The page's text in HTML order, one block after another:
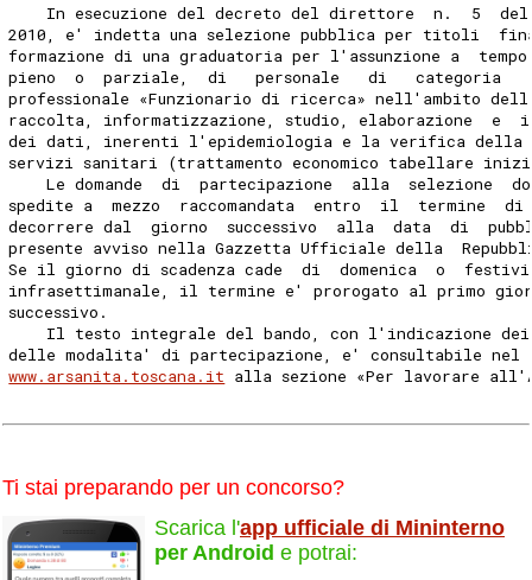
In esecuzione del decreto del direttore  n.  5
2010, e' indetta una selezione pubblica per titoli
formazione di una graduatoria per l'assunzione a
pieno  o  parziale,  di   personale   di   categoria
professionale «Funzionario di ricerca» nell'ambito
raccolta, informatizzazione, studio, elaborazione  e
dei dati, inerenti l'epidemiologia e la verifica
servizi sanitari (trattamento economico tabellare
Le domande  di  partecipazione  alla  selezione
spedite a  mezzo  raccomandata  entro  il  termine
decorrere dal  giorno  successivo  alla  data  di
presente avviso nella Gazzetta Ufficiale della
Se il giorno di scadenza cade  di  domenica  o
infrasettimanale, il termine e' prorogato al primo
successivo.
Il testo integrale del bando, con l'indicazione
delle modalita' di partecipazione, e' consultabile
www.arsanita.toscana.it alla sezione «Per lavorare
Ti stai preparando per un concorso?
Scarica l'app ufficiale di Mininterno
per Android e potrai: